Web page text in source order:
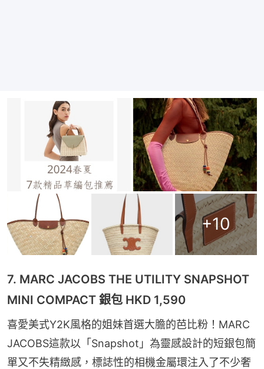
+10
7. MARC JACOBS THE UTILITY SNAPSHOT
MINI COMPACT 銀包 HKD 1,590
喜愛美式Y2K風格的姐妹首選大膽的芭比粉！MARC
JACOBS這款以「Snapshot」為靈感設計的短銀包簡
單又不失精緻感，標誌性的相機金屬環注入了不少奢